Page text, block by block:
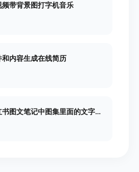
频带背景图打字机音乐
和内容生成在线简历
图文笔记中图集里面的文字内